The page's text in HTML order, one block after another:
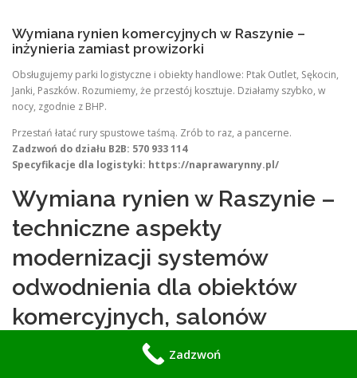
Wymiana rynien komercyjnych w Raszynie –
inżynieria zamiast prowizorki
Obsługujemy parki logistyczne i obiekty handlowe: Ptak Outlet, Sękocin,
Janki, Paszków. Rozumiemy, że przestój kosztuje. Działamy szybko, w
nocy, zgodnie z BHP.
Przestań łatać rury spustowe taśmą. Zrób to raz, a pancerne.
Zadzwoń do działu B2B: 570 933 114
Specyfikacje dla logistyki: https://naprawarynny.pl/
Wymiana rynien w Raszynie –
techniczne aspekty
modernizacji systemów
odwodnienia dla obiektów
komercyjnych, salonów
motoryzacyjnych, bram
Zadzwoń